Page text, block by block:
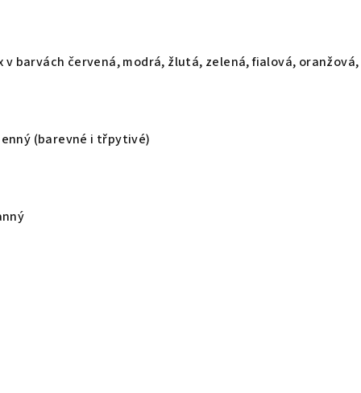
v barvách červená, modrá, žlutá, zelená, fialová,
(barevné i třpytivé)